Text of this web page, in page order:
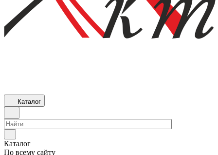
Каталог
Каталог
По всему сайту